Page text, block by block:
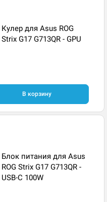
Кулер для Asus ROG
Strix G17 G713QR - GPU
В корзину
Блок питания для Asus
ROG Strix G17 G713QR -
USB-C 100W